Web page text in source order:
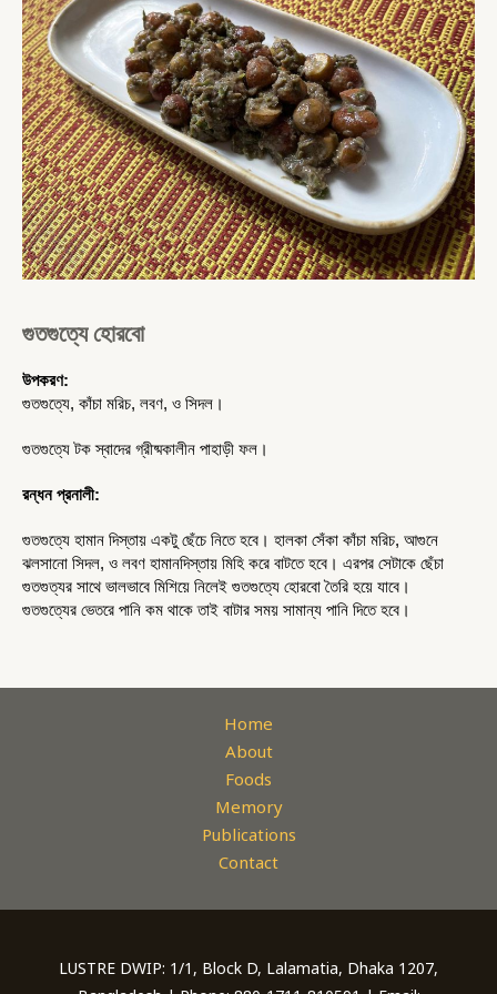
গুতগুত্যে হোরবো
উপকরণ:
গুতগুত্যে, কাঁচা মরিচ, লবণ, ও সিদল।
গুতগুত্যে টক স্বাদের গ্রীষ্মকালীন পাহাড়ী ফল।
রন্ধন প্রনালী:
গুতগুত্যে হামান দিস্তায় একটু ছেঁচে নিতে হবে। হালকা সেঁকা কাঁচা মরিচ, আগুনে
ঝলসানো সিদল, ও লবণ হামানদিস্তায় মিহি করে বাটতে হবে। এরপর সেটাকে ছেঁচা
গুতগুত্যর সাথে ভালভাবে মিশিয়ে নিলেই গুতগুত্যে হোরবো তৈরি হয়ে যাবে।
গুতগুত্যের ভেতরে পানি কম থাকে তাই বাটার সময় সামান্য পানি দিতে হবে।
Home
About
Foods
Memory
Publications
Contact
LUSTRE DWIP: 1/1, Block D, Lalamatia, Dhaka 1207,